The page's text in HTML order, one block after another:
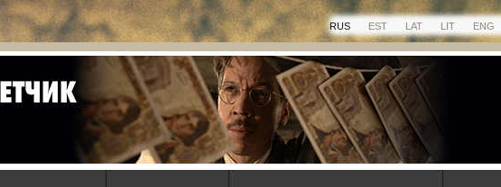
RUS EST LAT LIT ENG